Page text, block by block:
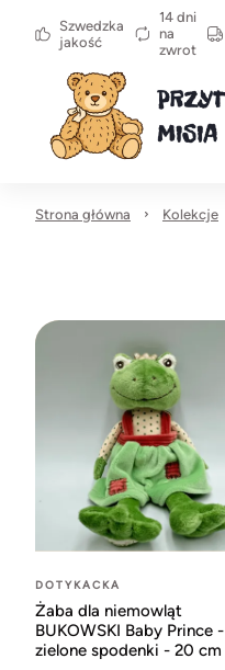
Szwedzka
jakość
14 dni
na
zwrot
Strona główna Kolekcje
DOTYKACKA
Żaba dla niemowląt
BUKOWSKI Baby Prince -
zielone spodenki - 20 cm